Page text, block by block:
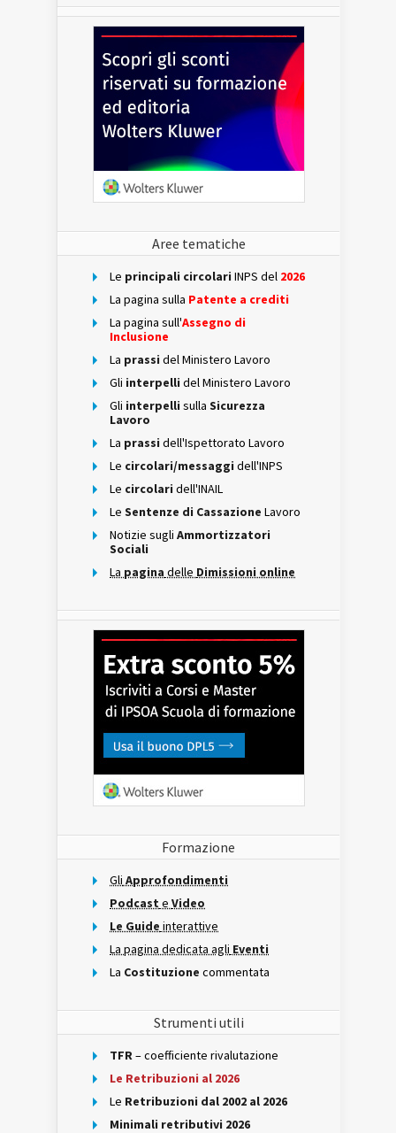
Aree tematiche
Le principali circolari INPS del 2026
La pagina sulla Patente a crediti
La pagina sull'Assegno di
Inclusione
La prassi del Ministero Lavoro
Gli interpelli del Ministero Lavoro
Gli interpelli sulla Sicurezza
Lavoro
La prassi dell'Ispettorato Lavoro
Le circolari/messaggi dell'INPS
Le circolari dell'INAIL
Le Sentenze di Cassazione Lavoro
Notizie sugli Ammortizzatori
Sociali
La pagina delle Dimissioni online
Formazione
Gli Approfondimenti
Podcast e Video
Le Guide interattive
La pagina dedicata agli Eventi
La Costituzione commentata
Strumenti utili
TFR– coefficiente rivalutazione
Le Retribuzioni al 2026
Le Retribuzioni dal 2002 al 2026
Minimali retributivi 2026